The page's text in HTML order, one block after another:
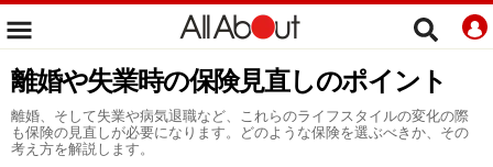
離婚や失業時の保険見直しのポイント
離婚、そして失業や病気退職など、これらのライフスタイルの変化の際
も保険の見直しが必要になります。どのような保険を選ぶべきか、その
考え方を解説します。